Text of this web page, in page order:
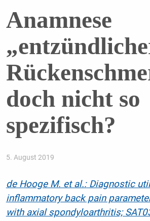
Anamnese
doch nicht so
spezifisch?
5. August 2019
de Hooge M. et al.:Diagnostic
inflammatory back pain
with axial spondyloarthritis;